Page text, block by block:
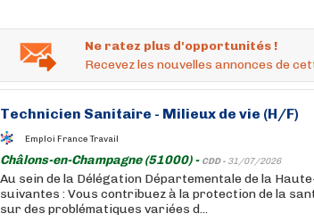
Ne ratez plus d'opportunités !
Recevez les nouvelles annonces de
Technicien Sanitaire - Milieux de vie (H/F)
Emploi France Travail
Châlons-en-Champagne (51000) - CDD - 31/07/2026
Au sein de la Délégation Départementale de la
suivantes : Vous contribuez à la protection de la
sur des problématiques variées d...